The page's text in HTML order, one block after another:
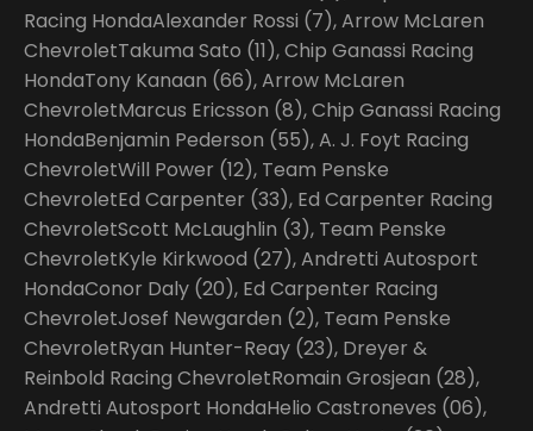
Racing HondaAlexander Rossi (7), Arrow McLaren
ChevroletTakuma Sato (11), Chip Ganassi Racing
HondaTony Kanaan (66), Arrow McLaren
ChevroletMarcus Ericsson (8), Chip Ganassi Racing
HondaBenjamin Pederson (55), A. J. Foyt Racing
ChevroletWill Power (12), Team Penske
ChevroletEd Carpenter (33), Ed Carpenter Racing
ChevroletScott McLaughlin (3), Team Penske
ChevroletKyle Kirkwood (27), Andretti Autosport
HondaConor Daly (20), Ed Carpenter Racing
ChevroletJosef Newgarden (2), Team Penske
ChevroletRyan Hunter-Reay (23), Dreyer &
Reinbold Racing ChevroletRomain Grosjean (28),
Andretti Autosport HondaHelio Castroneves (06),